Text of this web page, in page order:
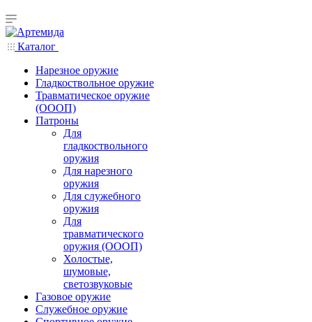
Каталог
Нарезное оружие
Гладкоствольное оружие
Травматическое оружие
(ОООП)
Патроны
Для
гладкоствольного
оружия
Для нарезного
оружия
Для служебного
оружия
Для
травматического
оружия (ОООП)
Холостые,
шумовые,
светозвуковые
Газовое оружие
Служебное оружие